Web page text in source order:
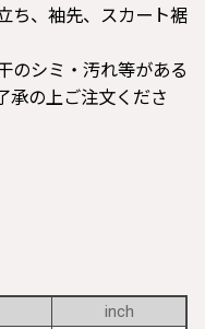
ち、袖先、スカート裾
のシミ・汚れ等がある
承の上ご注文くださ
inch